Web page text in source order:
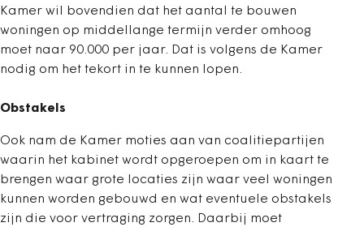
Kamer wil bovendien dat het aantal te bouwen
woningen op middellange termijn verder omhoog
moet naar 90.000 per jaar. Dat is volgens de Kamer
nodig om het tekort in te kunnen lopen.
Obstakels
Ook nam de Kamer moties aan van coalitiepartijen
waarin het kabinet wordt opgeroepen om in kaart te
brengen waar grote locaties zijn waar veel woningen
kunnen worden gebouwd en wat eventuele obstakels
zijn die voor vertraging zorgen. Daarbij moet